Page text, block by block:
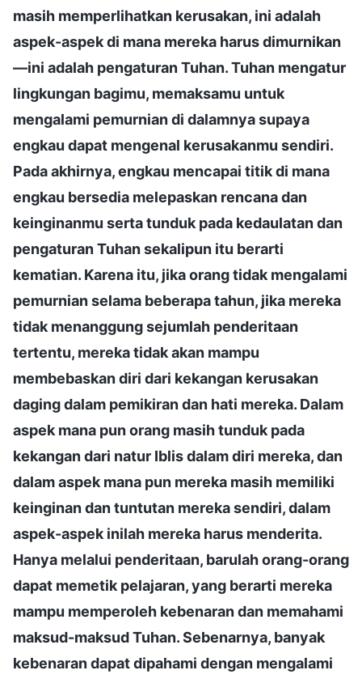
masih memperlihatkan kerusakan, ini adalah
aspek-aspek di mana mereka harus dimurnikan
—ini adalah pengaturan Tuhan. Tuhan mengatur
lingkungan bagimu, memaksamu untuk
mengalami pemurnian di dalamnya supaya
engkau dapat mengenal kerusakanmu sendiri.
Pada akhirnya, engkau mencapai titik di mana
engkau bersedia melepaskan rencana dan
keinginanmu serta tunduk pada kedaulatan dan
pengaturan Tuhan sekalipun itu berarti
kematian. Karena itu, jika orang tidak mengalami
pemurnian selama beberapa tahun, jika mereka
tidak menanggung sejumlah penderitaan
tertentu, mereka tidak akan mampu
membebaskan diri dari kekangan kerusakan
daging dalam pemikiran dan hati mereka. Dalam
aspek mana pun orang masih tunduk pada
kekangan dari natur Iblis dalam diri mereka, dan
dalam aspek mana pun mereka masih memiliki
keinginan dan tuntutan mereka sendiri, dalam
aspek-aspek inilah mereka harus menderita.
Hanya melalui penderitaan, barulah orang-orang
dapat memetik pelajaran, yang berarti mereka
mampu memperoleh kebenaran dan memahami
maksud-maksud Tuhan. Sebenarnya, banyak
kebenaran dapat dipahami dengan mengalami